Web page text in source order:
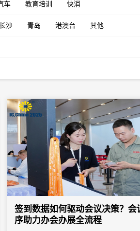
车 教育培训 快消
沙 青岛 港澳台 其他
签到数据如何驱动会议决策？会
序助力办会办展全流程